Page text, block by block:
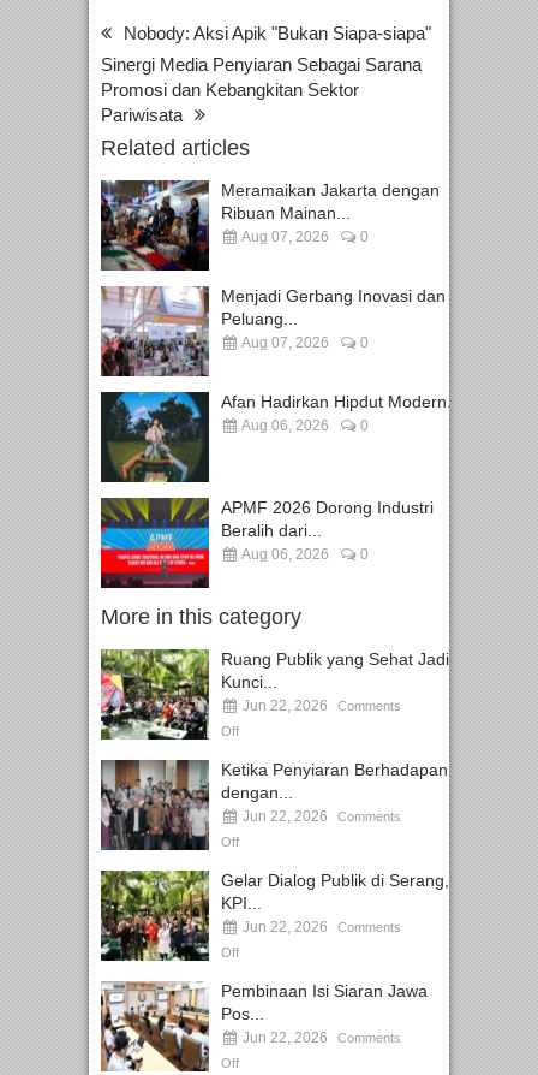
Nobody: Aksi Apik "Bukan Siapa-siapa"
Sinergi Media Penyiaran Sebagai Sarana
Promosi dan Kebangkitan Sektor
Pariwisata
Related articles
Meramaikan Jakarta dengan
Ribuan Mainan...
Aug 07, 2026 0
Menjadi Gerbang Inovasi dan
Peluang...
Aug 07, 2026 0
Afan Hadirkan Hipdut Modern...
Aug 06, 2026 0
APMF 2026 Dorong Industri
Beralih dari...
Aug 06, 2026 0
More in this category
Ruang Publik yang Sehat Jadi
Kunci...
Jun 22, 2026
Comments
Off
Ketika Penyiaran Berhadapan
dengan...
Jun 22, 2026
Comments
Off
Gelar Dialog Publik di Serang,
KPI...
Jun 22, 2026
Comments
Off
Pembinaan Isi Siaran Jawa
Pos...
Jun 22, 2026
Comments
Off